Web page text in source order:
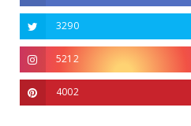
3290
5212
4002